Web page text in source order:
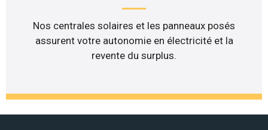
Nos centrales solaires et les panneaux posés
assurent votre autonomie en électricité et la
revente du surplus.